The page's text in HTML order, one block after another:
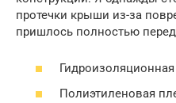
протечки крыши из-за
пришлось полностью
Полиэтиленовая